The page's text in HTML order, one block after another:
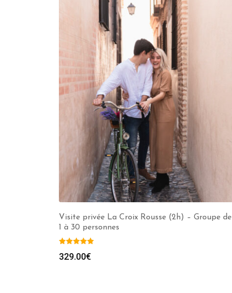
Visite privée La Croix Rousse (2h) – Groupe de
1 à 30 personnes
329.00€